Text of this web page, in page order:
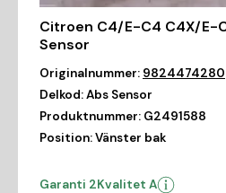
Citroen C4/E-C4 C4X/E-
Sensor
Originalnummer: 9824474280
Delkod:Abs Sensor
Produktnummer: G2491588
Position:Vänster bak
Garanti 2Kvalitet A